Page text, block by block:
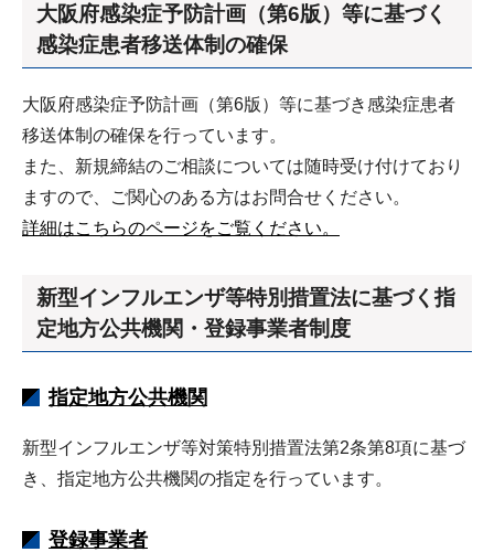
大阪府感染症予防計画（第6版）等に基づく
感染症患者移送体制の確保
大阪府感染症予防計画（第6版）等に基づき感染症患者
移送体制の確保を行っています。
また、新規締結のご相談については随時受け付けており
ますので、ご関心のある方はお問合せください。
詳細はこちらのページをご覧ください。
新型インフルエンザ等特別措置法に基づく指
定地方公共機関・登録事業者制度
指定地方公共機関
新型インフルエンザ等対策特別措置法第2条第8項に基づ
き、指定地方公共機関の指定を行っています。
登録事業者